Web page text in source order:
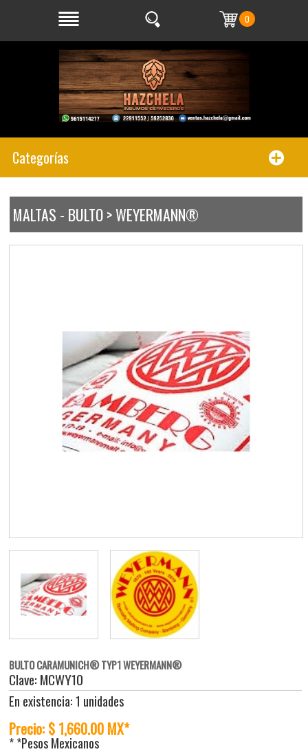
0
Categorías
MALTAS - BULTO > WEYERMANN®
BULTO CARAMUNICH® TYP1 WEYERMANN®
Clave: MCWY10
En existencia: 1 unidades
Precio: $ 1,660.00 MX*
* *Pesos Mexicanos